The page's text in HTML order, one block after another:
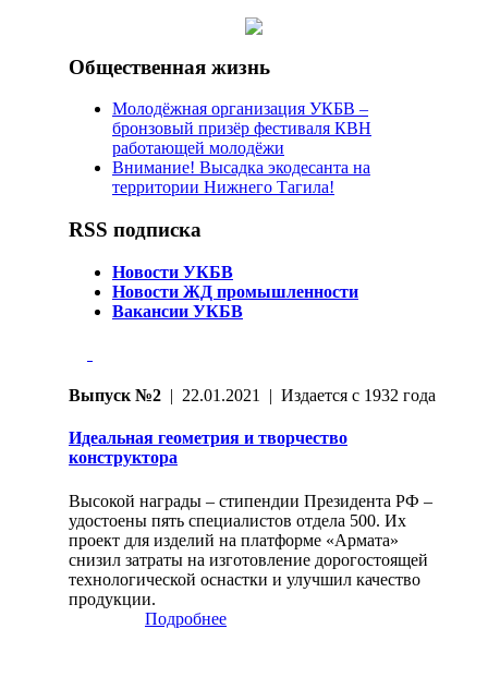
Общественная жизнь
Молодёжная организация УКБВ –
бронзовый призёр фестиваля КВН
работающей молодёжи
Внимание! Высадка экодесанта на
территории Нижнего Тагила!
RSS подписка
Новости УКБВ
Новости ЖД промышленности
Вакансии УКБВ
Выпуск №2 | 22.01.2021 | Издается с 1932 года
Идеальная геометрия и творчество
конструктора
Высокой награды – стипендии Президента РФ –
удостоены пять специалистов отдела 500. Их
проект для изделий на платформе «Армата»
снизил затраты на изготовление дорогостоящей
технологической оснастки и улучшил качество
продукции.
Подробнее